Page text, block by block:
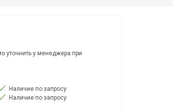
уточнить у менеджера при
Наличие по запросу
Наличие по запросу